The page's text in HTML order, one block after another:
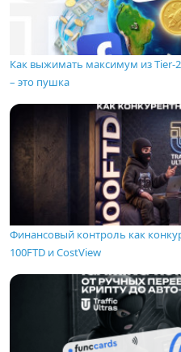
Как выжимать максимум из
– это пушка
Финансовый контроль как
100FTD и CostView